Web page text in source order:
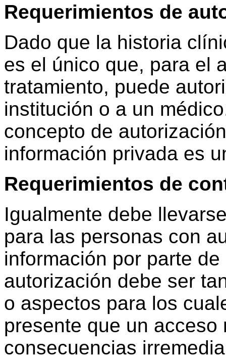
Requerimientos de
Dado que la historia
es el único que, para el
tratamiento, puede
institución o a un
concepto de
información privada es
Requerimientos de
Igualmente debe
para las personas con
información por parte
autorización debe ser
o aspectos para los
presente que un
consecuencias